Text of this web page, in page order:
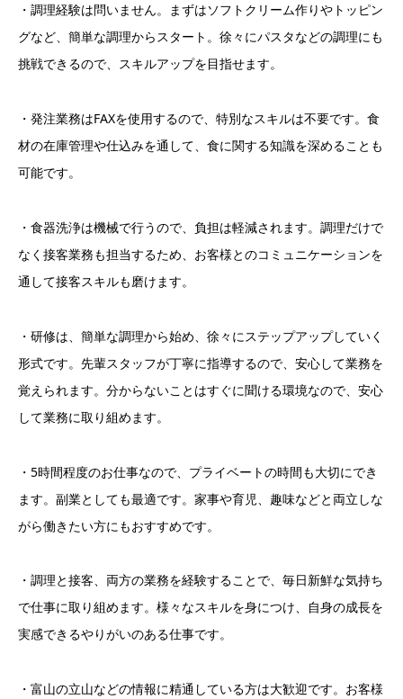
・調理経験は問いません。まずはソフトクリーム作りやトッピン
グなど、簡単な調理からスタート。徐々にパスタなどの調理にも
挑戦できるので、スキルアップを目指せます。
・発注業務はFAXを使用するので、特別なスキルは不要です。食
材の在庫管理や仕込みを通して、食に関する知識を深めることも
可能です。
・食器洗浄は機械で行うので、負担は軽減されます。調理だけで
なく接客業務も担当するため、お客様とのコミュニケーションを
通して接客スキルも磨けます。
・研修は、簡単な調理から始め、徐々にステップアップしていく
形式です。先輩スタッフが丁寧に指導するので、安心して業務を
覚えられます。分からないことはすぐに聞ける環境なので、安心
して業務に取り組めます。
・5時間程度のお仕事なので、プライベートの時間も大切にでき
ます。副業としても最適です。家事や育児、趣味などと両立しな
がら働きたい方にもおすすめです。
・調理と接客、両方の業務を経験することで、毎日新鮮な気持ち
で仕事に取り組めます。様々なスキルを身につけ、自身の成長を
実感できるやりがいのある仕事です。
・富山の立山などの情報に精通している方は大歓迎です。お客様